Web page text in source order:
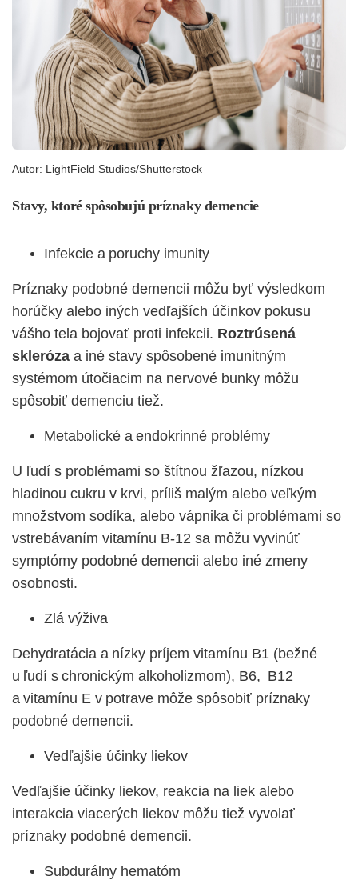
Autor: LightField Studios/Shutterstock
Stavy, ktoré spôsobujú príznaky demencie
Infekcie a poruchy imunity
Príznaky podobné demencii môžu byť výsledkom
horúčky alebo iných vedľajších účinkov pokusu
vášho tela bojovať proti infekcii. Roztrúsená
skleróza a iné stavy spôsobené imunitným
systémom útočiacim na nervové bunky môžu
spôsobiť demenciu tiež.
Metabolické a endokrinné problémy
U ľudí s problémami so štítnou žľazou, nízkou
hladinou cukru v krvi, príliš malým alebo veľkým
množstvom sodíka, alebo vápnika či problémami so
vstrebávaním vitamínu B-12 sa môžu vyvinúť
symptómy podobné demencii alebo iné zmeny
osobnosti.
Zlá výživa
Dehydratácia a nízky príjem vitamínu B1 (bežné
u ľudí s chronickým alkoholizmom), B6, B12
a vitamínu E v potrave môže spôsobiť príznaky
podobné demencii.
Vedľajšie účinky liekov
Vedľajšie účinky liekov, reakcia na liek alebo
interakcia viacerých liekov môžu tiež vyvolať
príznaky podobné demencii.
Subdurálny hematóm